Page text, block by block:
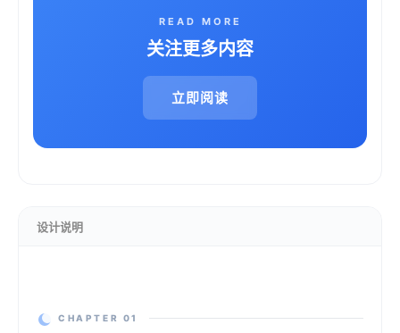
READ MORE
关注更多内容
立即阅读
设计说明
CHAPTER 01